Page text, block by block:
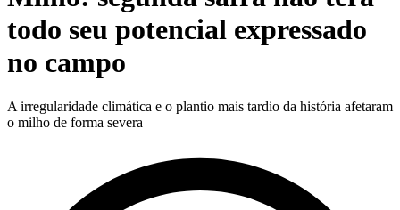
todo seu potencial expressado
no campo
A irregularidade climática e o plantio mais tardio da história afetaram
o milho de forma severa